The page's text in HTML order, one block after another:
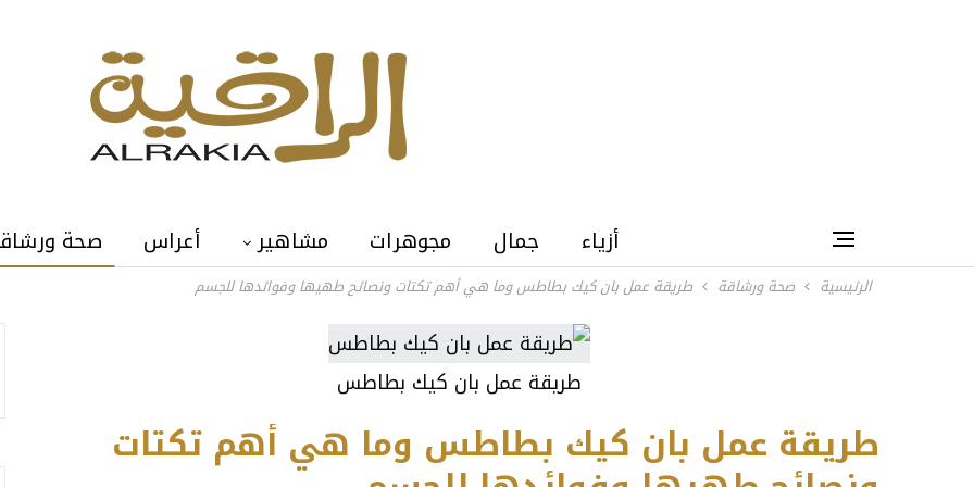
أزياء جمال مجوهرات مشاهير أعراس صحة
الرئيسية صحة ورشاقة طريقة عمل بان كيك بطاطس وما هي أهم تكتات ونصائح طهيها وفوائدها للجسم
طريقة عمل بان كيك بطاطس
طريقة عمل بان كيك بطاطس وما هي أهم تكتات